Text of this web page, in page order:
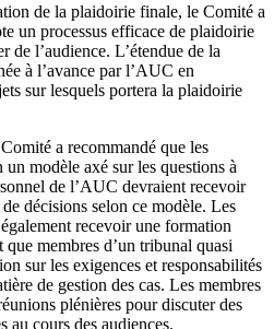
de la plaidoirie finale, le Comité a
un processus efficace de plaidoirie
de l’audience. L’étendue de la
à l’avance par l’AUC en
sur lesquels portera la plaidoirie
a recommandé que les
modèle axé sur les questions à
de l’AUC devraient recevoir
décisions selon ce modèle. Les
recevoir une formation
membres d’un tribunal quasi
sur les exigences et responsabilités
de gestion des cas. Les membres
plénières pour discuter des
au cours des audiences.